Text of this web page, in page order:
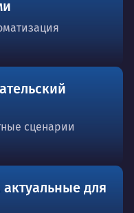
сценарии
для